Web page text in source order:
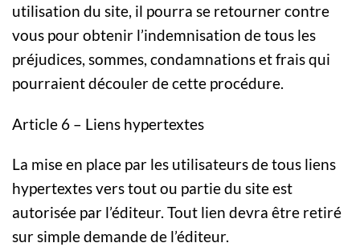
utilisation du site, il pourra se retourner contre
vous pour obtenir l’indemnisation de tous les
préjudices, sommes, condamnations et frais qui
pourraient découler de cette procédure.
Article 6 – Liens hypertextes
La mise en place par les utilisateurs de tous liens
hypertextes vers tout ou partie du site est
autorisée par l’éditeur. Tout lien devra être retiré
sur simple demande de l’éditeur.